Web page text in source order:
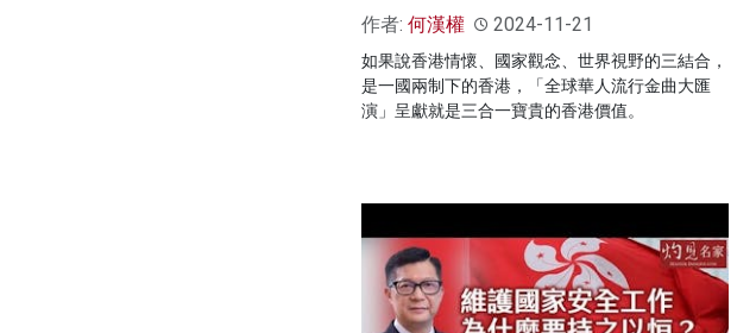
作者: 何漢權 2024-11-21
如果說香港情懷、國家觀念、世界視野的三結合，
是一國兩制下的香港，「全球華人流行金曲大匯
演」呈獻就是三合一寶貴的香港價值。